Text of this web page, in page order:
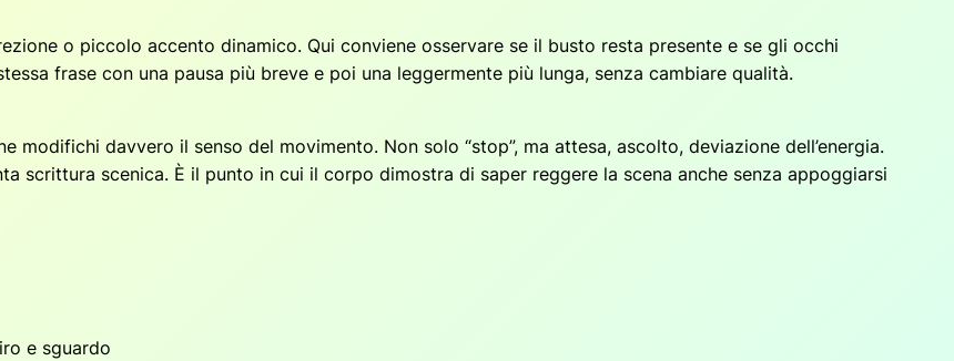
o piccolo accento dinamico. Qui conviene osservare se il busto resta presente e se gli occhi
frase con una pausa più breve e poi una leggermente più lunga, senza cambiare qualità.
modifichi davvero il senso del movimento. Non solo “stop”, ma attesa, ascolto, deviazione dell’energia.
scrittura scenica. È il punto in cui il corpo dimostra di saper reggere la scena anche senza appoggiarsi
e sguardo